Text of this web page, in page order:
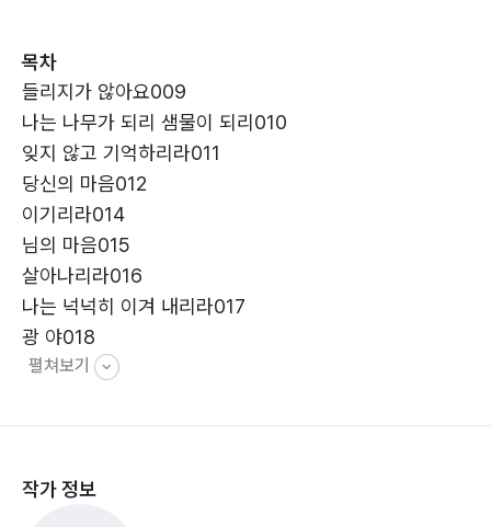
목차
들리지가 않아요009
나는 나무가 되리 샘물이 되리010
잊지 않고 기억하리라011
당신의 마음012
이기리라014
님의 마음015
살아나리라016
나는 넉넉히 이겨 내리라017
광 야018
나오미와 룻의 노래019
당신도 그래023
펼쳐보기
작가 정보